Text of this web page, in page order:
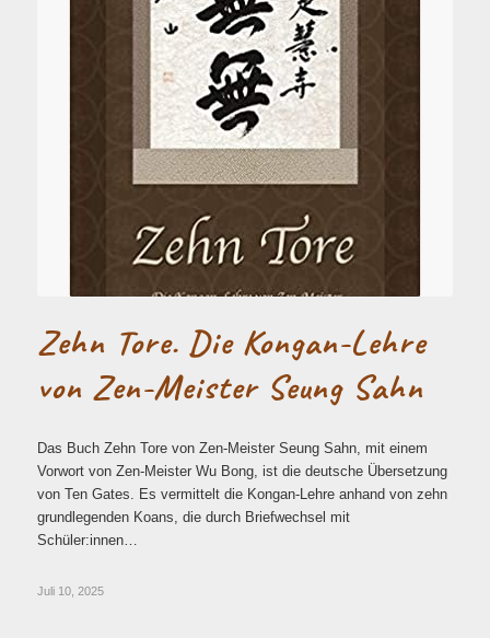
Zehn Tore. Die Kongan-Lehre
von Zen-Meister Seung Sahn
Das Buch Zehn Tore von Zen-Meister Seung Sahn, mit einem
Vorwort von Zen-Meister Wu Bong, ist die deutsche Übersetzung
von Ten Gates. Es vermittelt die Kongan-Lehre anhand von zehn
grundlegenden Koans, die durch Briefwechsel mit
Schüler:innen…
Juli 10, 2025